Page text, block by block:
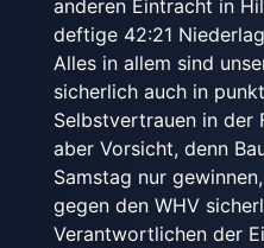
anderen Eintracht in
deftige 42:21
Alles in allem sind
sicherlich auch in
Selbstvertrauen in der
aber Vorsicht, denn
Samstag nur
gegen den WHV
Verantwortlichen der